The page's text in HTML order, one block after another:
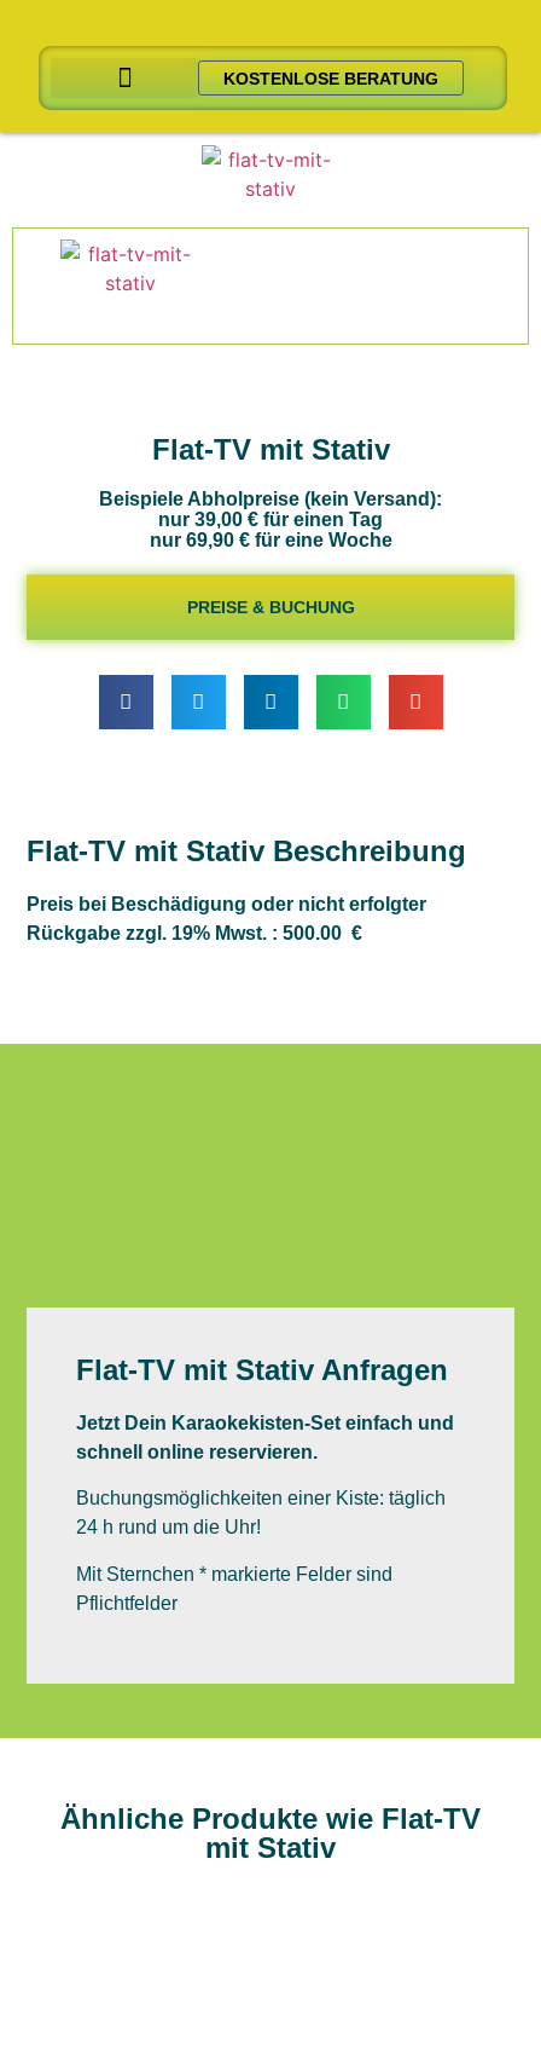
KOSTENLOSE BERATUNG
Flat-TV mit Stativ
Beispiele Abholpreise (kein Versand):
nur 39,00 € für einen Tag
nur 69,90 € für eine Woche
PREISE & BUCHUNG
Flat-TV mit Stativ Beschreibung
Preis bei Beschädigung oder nicht erfolgter
Rückgabe zzgl. 19% Mwst. : 500.00 €
Flat-TV mit Stativ Anfragen
Jetzt Dein Karaokekisten-Set einfach und
schnell online reservieren.
Buchungsmöglichkeiten einer Kiste: täglich
24 h rund um die Uhr!
Mit Sternchen * markierte Felder sind
Pflichtfelder
Ähnliche Produkte wie Flat-TV
mit Stativ